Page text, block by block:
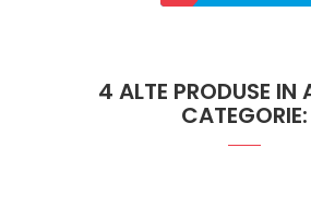
4 ALTE PRODUSE IN
CATEGORIE: